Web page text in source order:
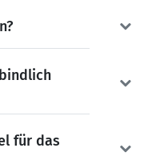
für das